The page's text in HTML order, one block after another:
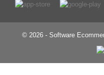
© 2026 - Software